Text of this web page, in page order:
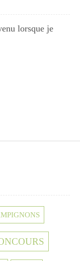
lorsque je